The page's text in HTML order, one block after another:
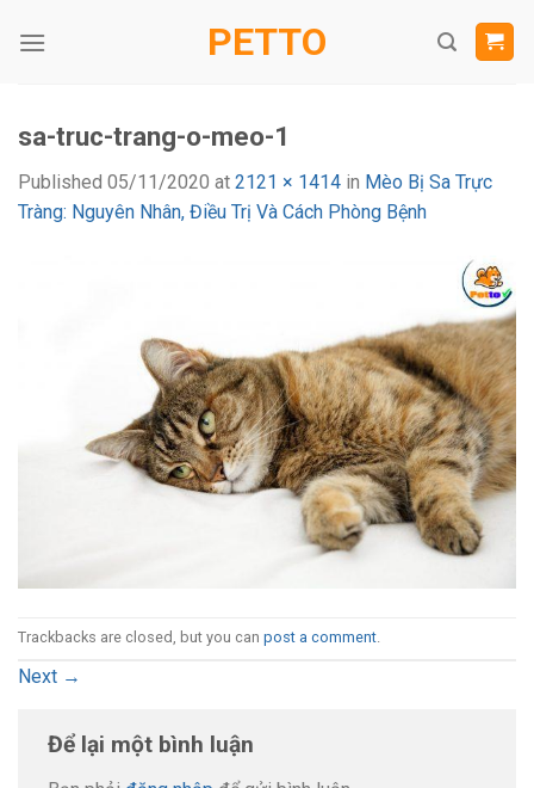
PETTO
sa-truc-trang-o-meo-1
Published 05/11/2020 at 2121 × 1414 in Mèo Bị Sa Trực
Tràng: Nguyên Nhân, Điều Trị Và Cách Phòng Bệnh
Trackbacks are closed, but you can post a comment.
Next →
Để lại một bình luận